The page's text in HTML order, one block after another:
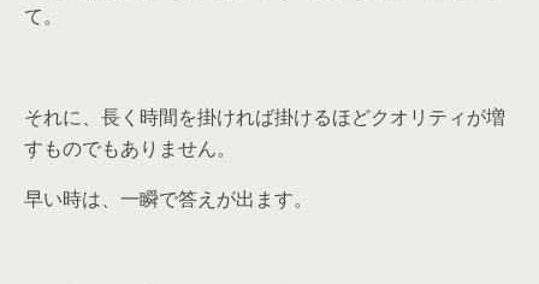
て。
それに、長く時間を掛ければ掛けるほどクオリティが増
すものでもありません。
早い時は、一瞬で答えが出ます。